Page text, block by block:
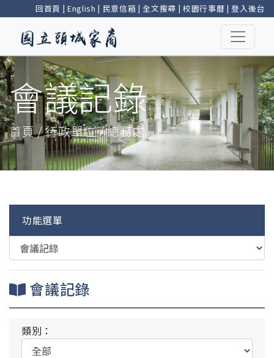
回首頁 | English | 民意信箱 |全文搜尋 | 校園行事曆 |登入後台
會議記錄
首頁 / 行政單位 / 總務處
功能選單
會議記錄
類別：